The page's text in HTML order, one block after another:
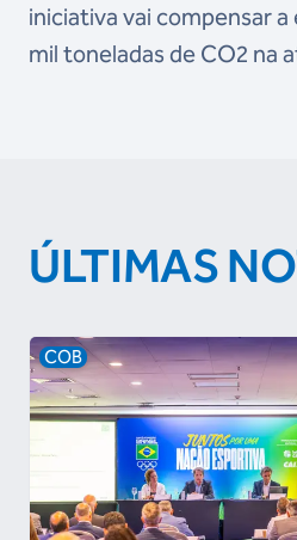
iniciativa vai compensar
mil toneladas de CO2 na
ÚLTIMAS
COB